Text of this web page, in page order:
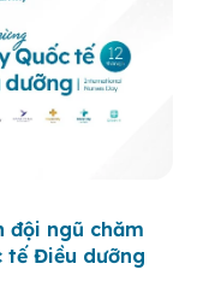
đội ngũ chăm
tế Điều dưỡng